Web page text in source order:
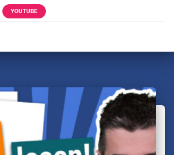
YOUTUBE